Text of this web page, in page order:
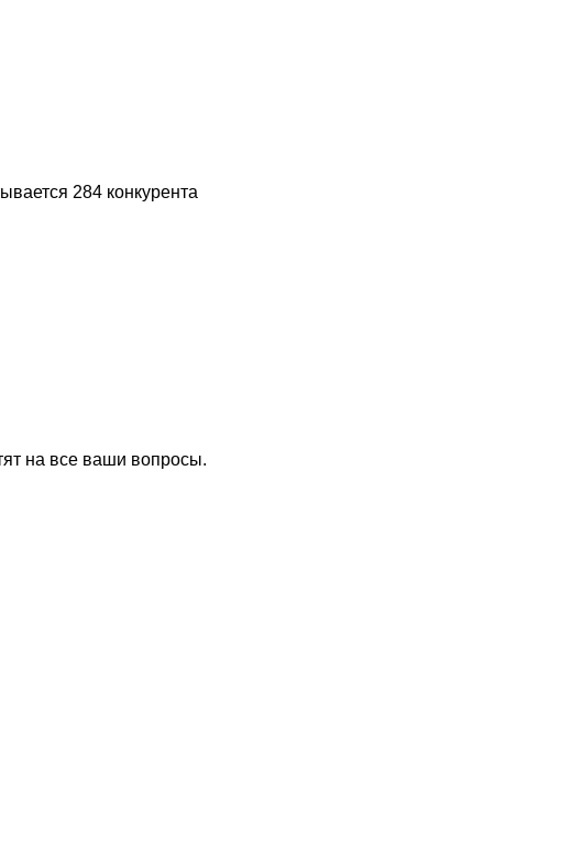
284 конкурента
на все ваши вопросы.